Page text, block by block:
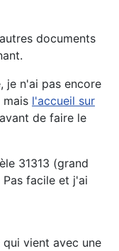
documents
je n'ai pas encore
mais l'accueil sur
de faire le
31313 (grand
facile et j'ai
qui vient avec une